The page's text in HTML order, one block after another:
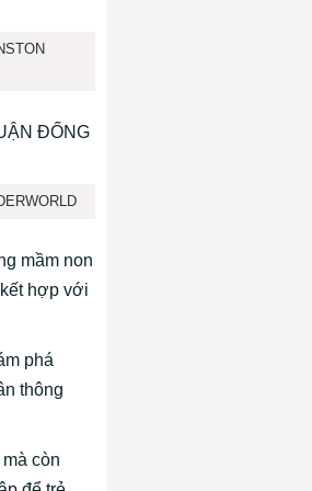
mầm non
hợp với
phá
thông
còn